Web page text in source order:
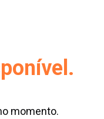
momento.